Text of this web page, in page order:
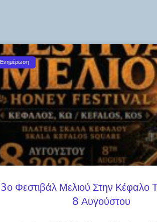
Ενημέρωση
3ο Φεστιβάλ Μελιού Στην Κέφαλο
8 Αυγούστου